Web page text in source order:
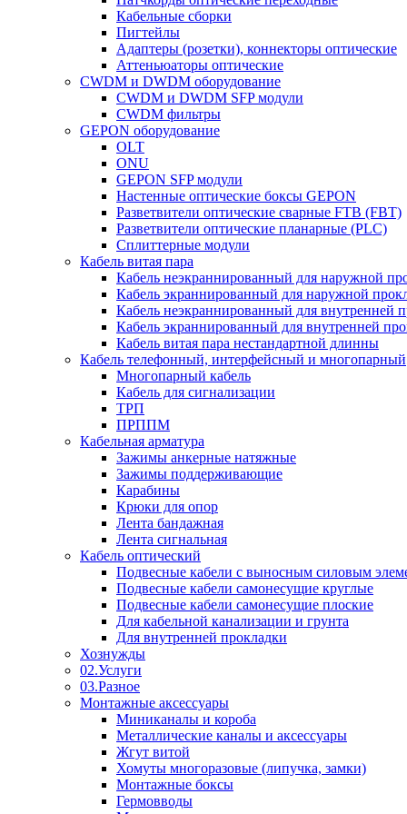
Кабельные сборки
Пигтейлы
Адаптеры (розетки), коннекторы оптические
Аттеньюаторы оптические
CWDM и DWDM оборудование
CWDM и DWDM SFP модули
CWDM фильтры
GEPON оборудование
OLT
ONU
GEPON SFP модули
Настенные оптические боксы GEPON
Разветвители оптические сварные FTB (FBT)
Разветвители оптические планарные (PLC)
Сплиттерные модули
Кабель витая пара
Кабель неэкраннированный для наружной
Кабель экраннированный для наружной
Кабель неэкраннированный для внутренней
Кабель экраннированный для внутренней
Кабель витая пара нестандартной длинны
Кабель телефонный, интерфейсный и многопарный
Многопарный кабель
Кабель для сигнализации
ТРП
ПРППМ
Кабельная арматура
Зажимы анкерные натяжные
Зажимы поддерживающие
Карабины
Крюки для опор
Лента бандажная
Лента сигнальная
Кабель оптический
Подвесные кабели с выносным силовым
Подвесные кабели самонесущие круглые
Подвесные кабели самонесущие плоские
Для кабельной канализации и грунта
Для внутренней прокладки
Хознужды
02.Услуги
03.Разное
Монтажные аксессуары
Миниканалы и короба
Металлические каналы и аксессуары
Жгут витой
Хомуты многоразовые (липучка, замки)
Монтажные боксы
Гермовводы